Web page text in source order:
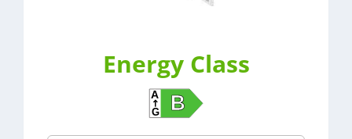
Energy Class